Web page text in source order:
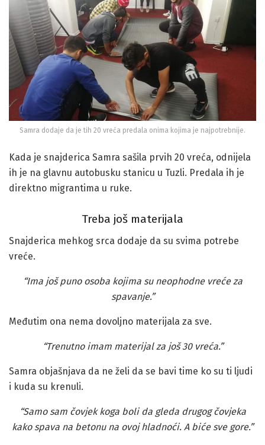
Samra dodaje da je tih 20 vreća predala onima kojima je najpotrebnije.
Kada je snajderica Samra sašila prvih 20 vreća, odnijela
ih je na glavnu autobusku stanicu u Tuzli. Predala ih je
direktno migrantima u ruke.
Treba još materijala
Snajderica mehkog srca dodaje da su svima potrebe
vreće.
“Ima još puno osoba kojima su neophodne vreće za
spavanje.”
Međutim ona nema dovoljno materijala za sve.
“Trenutno imam materijal za još 30 vreća.”
Samra objašnjava da ne želi da se bavi time ko su ti ljudi
i kuda su krenuli.
“Samo sam čovjek koga boli da gleda drugog čovjeka
kako spava na betonu na ovoj hladnoći. A biće sve gore.”